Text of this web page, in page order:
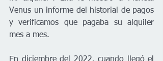
Venus un informe del historial de pagos
y verificamos que pagaba su alquiler
mes a mes.